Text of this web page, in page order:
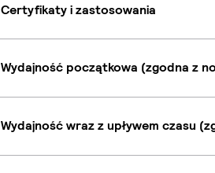
Certyfikaty i zastosowania
Wydajność początkowa (zgodna z
Wydajność wraz z upływem czasu